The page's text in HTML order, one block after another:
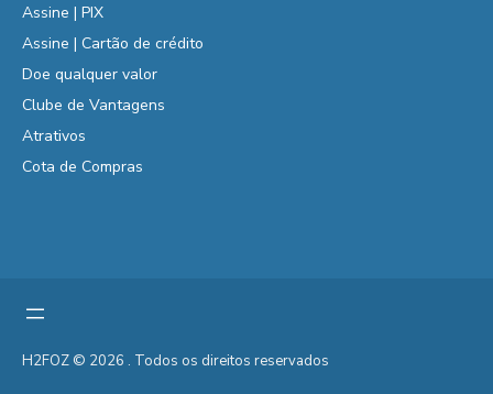
Assine | PIX
Assine | Cartão de crédito
Doe qualquer valor
Clube de Vantagens
Atrativos
Cota de Compras
H2FOZ © 2026 . Todos os direitos reservados